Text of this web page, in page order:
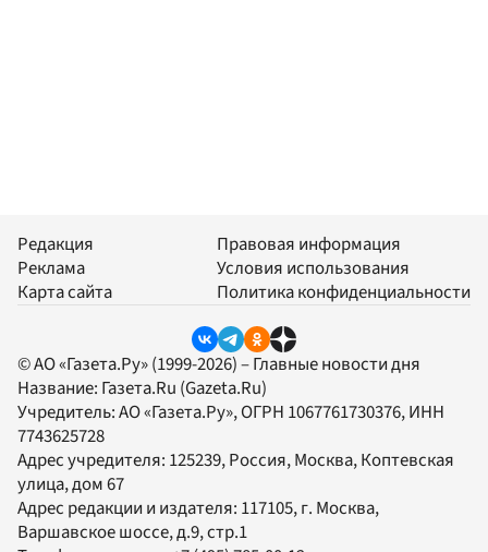
Редакция
Реклама
Карта сайта
Правовая информация
Условия использования
Политика конфиденциальности
© АО «Газета.Ру» (1999-2026) – Главные новости дня
Название: Газета.Ru (Gazeta.Ru)
Учредитель:АО «Газета.Ру», ОГРН 1067761730376, ИНН
7743625728
Адрес учредителя: 125239, Россия, Москва, Коптевская
улица, дом 67
Адрес редакции и издателя: 117105, г. Москва,
Варшавское шоссе, д.9, стр.1